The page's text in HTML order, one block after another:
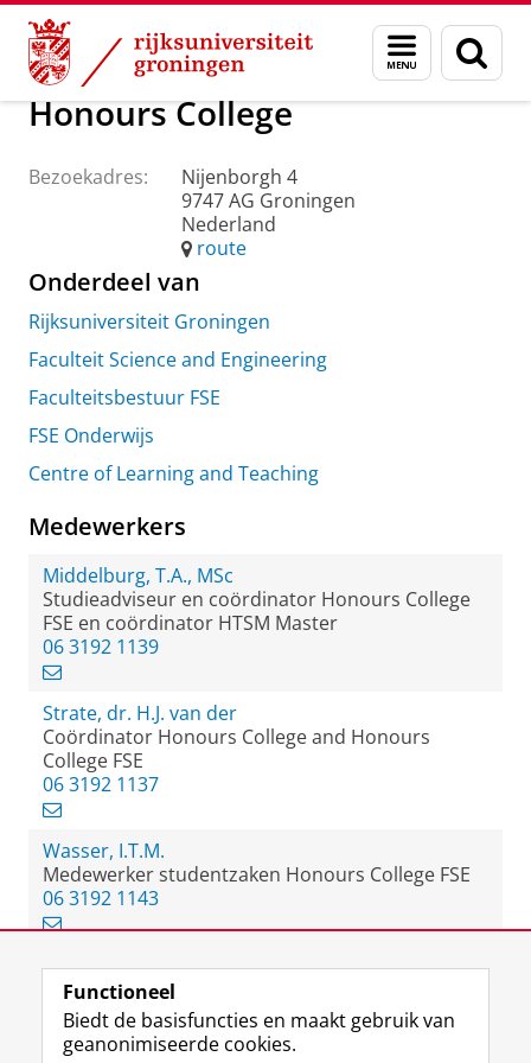
Skip
Content
Skip
Navigation
Menu
en
zoeken
Over ons Praktische zaken Waar vindt u ons
Honours College
Bezoekadres:
Nijenborgh 4
9747 AG Groningen
Nederland
route
Onderdeel van
Rijksuniversiteit Groningen
Faculteit Science and Engineering
Faculteitsbestuur FSE
FSE Onderwijs
Centre of Learning and Teaching
Medewerkers
Middelburg, T.A., MSc
Studieadviseur en coördinator Honours College
FSE en coördinator HTSM Master
06 3192 1139
Strate, dr. H.J. van der
Coördinator Honours College and Honours
College FSE
06 3192 1137
Wasser, I.T.M.
Medewerker studentzaken Honours College FSE
06 3192 1143
View this page in:English
Functioneel
Biedt de basisfuncties en maakt gebruik van
geanonimiseerde cookies.